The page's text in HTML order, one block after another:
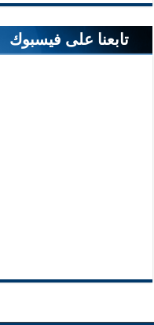
تابعنا على فيسبوك